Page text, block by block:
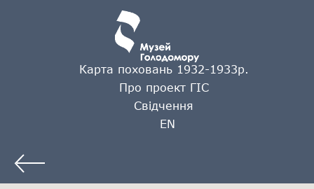
Карта поховань 1932-1933р.
Про проект ГІС
Свідчення
EN